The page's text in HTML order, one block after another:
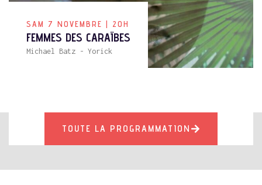
SAM 7 NOVEMBRE | 20H
FEMMES DES CARAÏBES
Michael Batz - Yorick
TOUTE LA PROGRAMMATION